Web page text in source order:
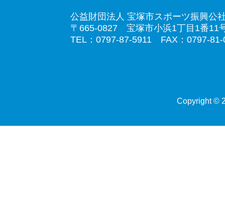
公益財団法人 宝塚市スポーツ振興公
〒665-0827 宝塚市小浜1丁目1番11
TEL：0797-87-5911 FAX：0797-81-
Copyright ©